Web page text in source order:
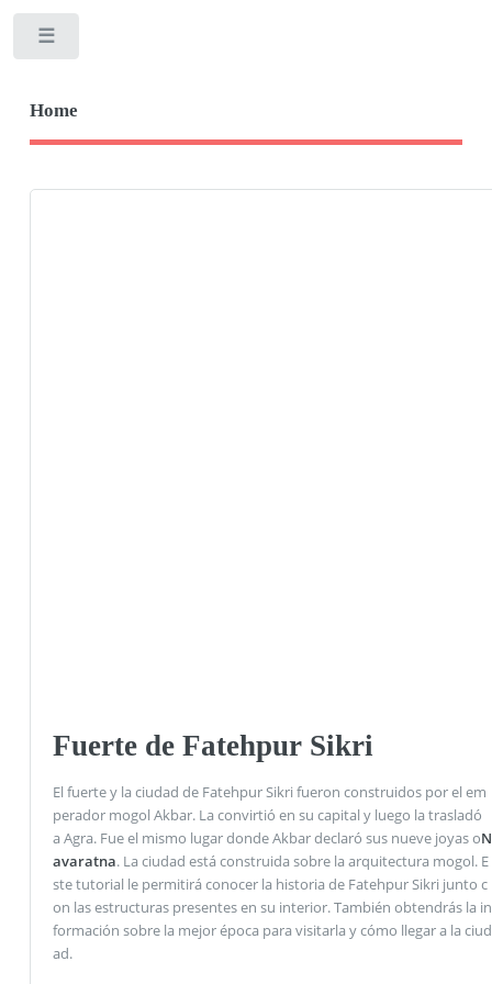
Home
Fuerte de Fatehpur Sikri
El fuerte y la ciudad de Fatehpur Sikri fueron construidos por el em
perador mogol Akbar. La convirtió en su capital y luego la trasladó
a Agra. Fue el mismo lugar donde Akbar declaró sus nueve joyas oN
avaratna. La ciudad está construida sobre la arquitectura mogol. E
ste tutorial le permitirá conocer la historia de Fatehpur Sikri junto c
on las estructuras presentes en su interior. También obtendrás la in
formación sobre la mejor época para visitarla y cómo llegar a la ciud
ad.